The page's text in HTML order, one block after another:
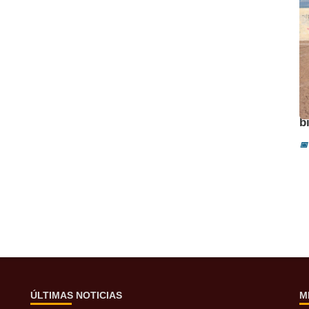
📅
ÚLTIMAS NOTICIAS